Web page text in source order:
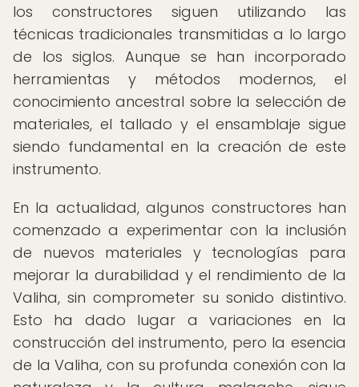
los constructores siguen utilizando las
técnicas tradicionales transmitidas a lo largo
de los siglos. Aunque se han incorporado
herramientas y métodos modernos, el
conocimiento ancestral sobre la selección de
materiales, el tallado y el ensamblaje sigue
siendo fundamental en la creación de este
instrumento.
En la actualidad, algunos constructores han
comenzado a experimentar con la inclusión
de nuevos materiales y tecnologías para
mejorar la durabilidad y el rendimiento de la
Valiha, sin comprometer su sonido distintivo.
Esto ha dado lugar a variaciones en la
construcción del instrumento, pero la esencia
de la Valiha, con su profunda conexión con la